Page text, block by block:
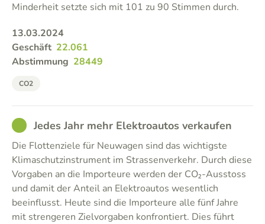
Minderheit setzte sich mit 101 zu 90 Stimmen durch.
13.03.2024
Geschäft 22.061
Abstimmung 28449
CO2
GOODJedes Jahr mehr Elektroautos verkaufen
Die Flottenziele für Neuwagen sind das wichtigste
Klimaschutzinstrument im Strassenverkehr. Durch diese
Vorgaben an die Importeure werden der CO₂-Ausstoss
und damit der Anteil an Elektroautos wesentlich
beeinflusst. Heute sind die Importeure alle fünf Jahre
mit strengeren Zielvorgaben konfrontiert. Dies führt